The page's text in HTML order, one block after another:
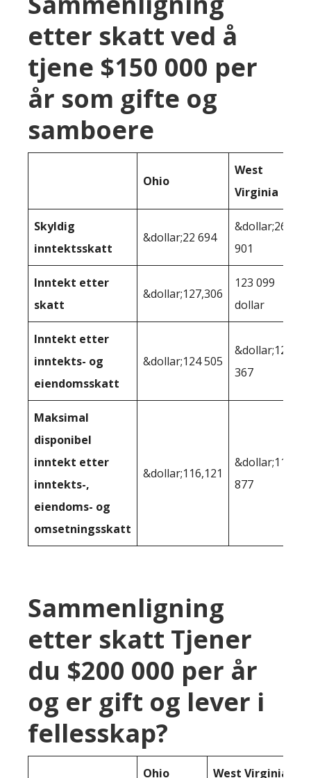
etter skatt ved å
tjene $150 000 per
år som gifte og
samboere
Ohio
West
Virginia
Skyldig
inntektsskatt
&dollar;22 694
&dollar;26
901
Inntekt etter
skatt
&dollar;127,306
123 099
dollar
Inntekt etter
inntekts- og
eiendomsskatt
&dollar;124 505
&dollar;122
367
Maksimal
disponibel
inntekt etter
inntekts-,
eiendoms- og
omsetningsskatt
&dollar;116,121
&dollar;114
877
Sammenligning
etter skatt Tjener
du $200 000 per år
og er gift og lever i
fellesskap?
Ohio West Virginia